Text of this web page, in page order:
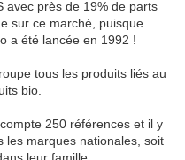
avec près de 19% de parts
sur ce marché, puisque
a été lancée en 1992 !
tous les produits liés au
bio.
250 références et il y
les marques nationales, soit